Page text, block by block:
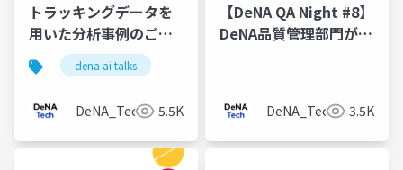
トラッキングデータを
用いた分析事例のご紹
介
dena ai talks
DeNA_Tech 5.5K
【DeNA QA Night #8】
DeNA品質管理部門が挑
DeNA_Tech 3.5K